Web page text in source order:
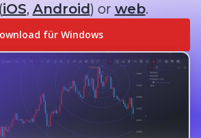
iOS, Android) or web.
für Windows